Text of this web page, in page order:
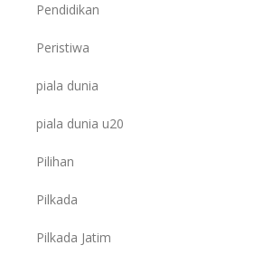
Pendidikan
Peristiwa
piala dunia
piala dunia u20
Pilihan
Pilkada
Pilkada Jatim